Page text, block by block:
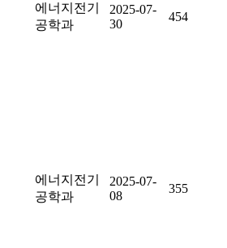
에너지전기
공학과
2025-07-
30
454
에너지전기
공학과
2025-07-
08
355